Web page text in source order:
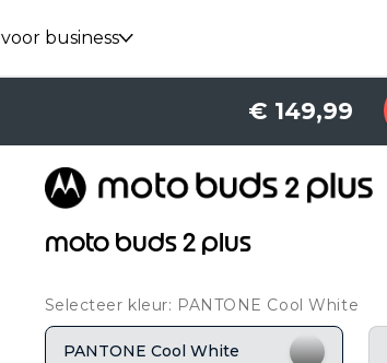
voor business
€ 149,99
moto buds 2 plus
Selecteer kleur: PANTONE Cool White
PANTONE Cool White